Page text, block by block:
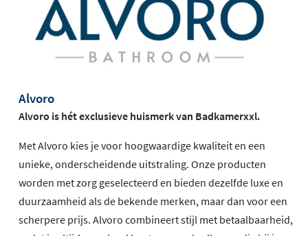
Alvoro
Alvoro is hét exclusieve huismerk van Badkamerxxl.
Met Alvoro kies je voor hoogwaardige kwaliteit en een
unieke, onderscheidende uitstraling. Onze producten
worden met zorg geselecteerd en bieden dezelfde luxe en
duurzaamheid als de bekende merken, maar dan voor een
scherpere prijs. Alvoro combineert stijl met betaalbaarheid,